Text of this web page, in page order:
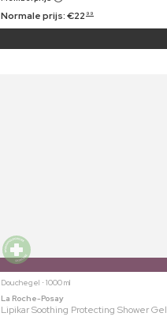
Normale prijs:€22 99
Douchegel ⋅ 1000 ml
La Roche-Posay
Lipikar Soothing Protecting Shower Gel